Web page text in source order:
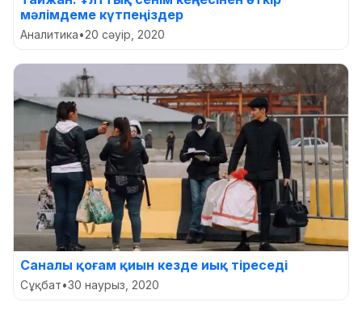
мәлімдеме күтпеңіздер
Аналитика•20 сәуір, 2020
Саналы қоғам қиын кезде иық тіреседі
Сұқбат•30 наурыз, 2020